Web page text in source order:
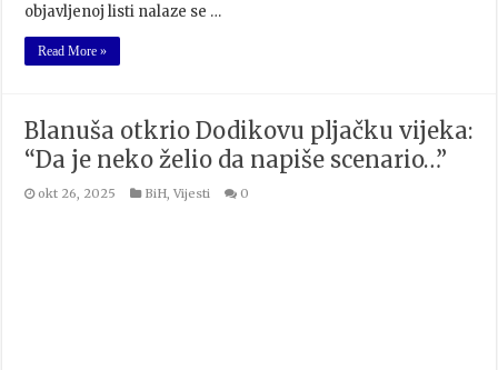
objavljenoj listi nalaze se …
Read More »
Blanuša otkrio Dodikovu pljačku vijeka:
“Da je neko želio da napiše scenario…”
okt 26, 2025 BiH ,Vijesti 0